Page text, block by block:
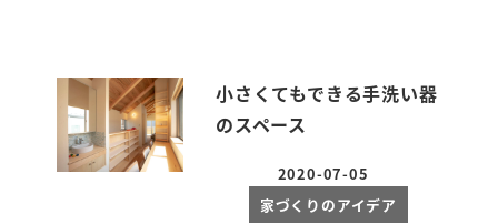
小さくてもできる手洗い器
のスペース
投稿日
2020-07-05
家づくりのアイデア